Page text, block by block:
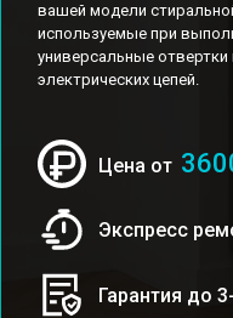
вашей модели
используемые при
универсальные
электрических цепей.
Цена от
Экспресс
Гарантия до